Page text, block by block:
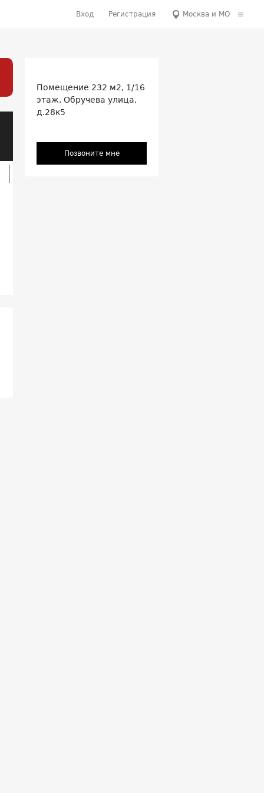
Вход Регистрация Москва и МО
Помещение 232 м2, 1/16
этаж,Обручева улица,
д.28к5
Позвоните мне